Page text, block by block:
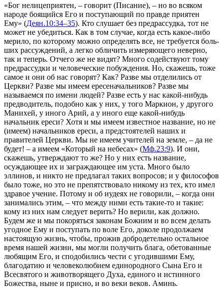
«Бог нелицеприятен, – говорит (Писание), – но во всяком
народе боящийся Его и поступающий по правде приятен
Ему» (Деян.10:34–35). Кто слушает без предрассудка, тот не
может не убедиться. Как в том случае, когда есть какое-либо
мерило, по которому можно определять все, не требуется боль­
ших рассуждений, а легко обличить измеряющего неверно,
так и теперь. Отчего же не видят? Много содействуют тому
пред­рассудки и человеческие побуждения. Но, скажешь, тоже
самое и они об нас говорят? Как? Разве мы отделились от
Церк­ви? Разве мы имеем ересеначальников? Разве мы
называемся по имени людей? Разве есть у нас какой-нибудь
предводитель, подобно как у них, у того Маркион, у другого
Манихей, у иного Арий, а у иного еще какой-нибудь
начальник ереси? Хотя и мы имеем известное название, но не
(имеем) началь­ников ереси, а предстоятелей наших и
правителей Церкви. Мы не имеем учителей на земле, – да не
будет! – а имеем «Который на небесах» (Мф.23:9). И они,
скажешь, утверждают то же? Но у них есть название,
осуждающее их и заграждаю­щее им уста. Много было
эллинов, и никто не предлагал таких вопросов; и у философов
было тоже, но это не препятствова­ло никому из тех, кто имел
здравое учение. Потому и об иудеях не говорили, – когда они
занимались этим, – что между ними есть такие-то и такие:
кому из них нам следует ве­рить? Но верили, как должно.
Будем же и мы покоряться за­конам Божиим и во всем делать
угодное Ему и поступать по воле Его, доколе продолжаем
настоящую жизнь, чтобы, прожив добродетельно остальное
время нашей жизни, мы могли получить блага, обетованные
любящим Его, и сподобились чести с угодившими Ему,
благодатию и человеколюбием еди­нородного Сына Его и
Всесвятого и животворящего Духа, еди­ного и истинного
Божества, ныне и присно, и во веки веков. Аминь.